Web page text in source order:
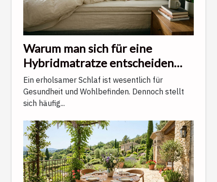
Warum man sich für eine
Hybridmatratze entscheiden
sollte, um optimal zu schlafen
Ein erholsamer Schlaf ist wesentlich für
Gesundheit und Wohlbefinden. Dennoch stellt
sich häufig...